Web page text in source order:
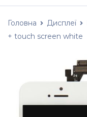
Головна Дисплеї
+ touch screen white